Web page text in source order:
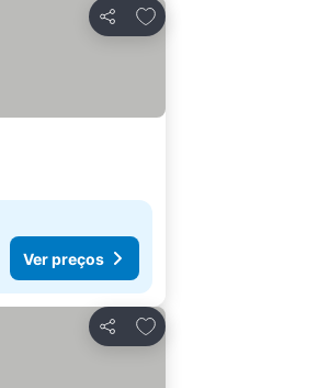
Partilhar
Adicionar aos favoritos
Ver preços
Partilhar
Adicionar aos favoritos